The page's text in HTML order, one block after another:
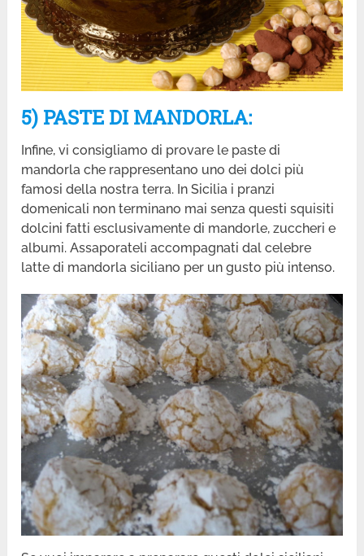
5) PASTE DI MANDORLA:
Infine, vi consigliamo di provare le paste di
mandorla che rappresentano uno dei dolci più
famosi della nostra terra. In Sicilia i pranzi
domenicali non terminano mai senza questi squisiti
dolcini fatti esclusivamente di mandorle, zuccheri e
albumi. Assaporateli accompagnati dal celebre
latte di mandorla siciliano per un gusto più intenso.